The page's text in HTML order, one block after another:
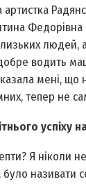
людей,
водить
мені, що
тепер не
успіху
Я ніколи
називати